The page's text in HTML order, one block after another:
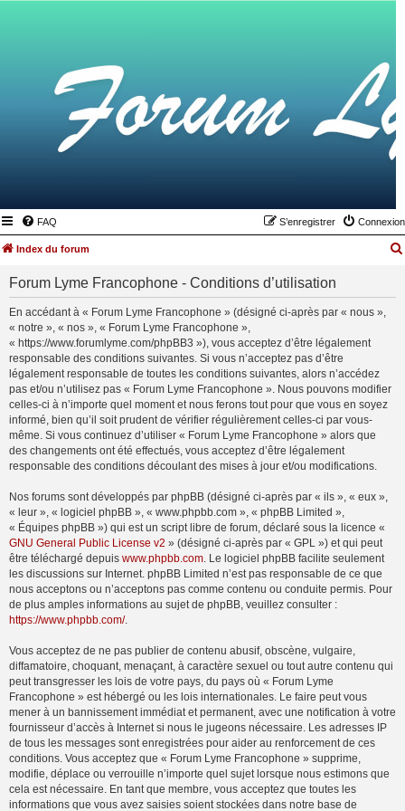
FAQ Connexion
S’enregistrer
Index du forum
Forum Lyme Francophone - Conditions d’utilisation
En accédant à « Forum Lyme Francophone » (désigné ci-après par « nous »,
« notre », « nos », « Forum Lyme Francophone »,
« https://www.forumlyme.com/phpBB3 »), vous acceptez d’être légalement
responsable des conditions suivantes. Si vous n’acceptez pas d’être
légalement responsable de toutes les conditions suivantes, alors n’accédez
pas et/ou n’utilisez pas « Forum Lyme Francophone ». Nous pouvons modifier
celles-ci à n’importe quel moment et nous ferons tout pour que vous en soyez
informé, bien qu’il soit prudent de vérifier régulièrement celles-ci par vous-
même. Si vous continuez d’utiliser « Forum Lyme Francophone » alors que
des changements ont été effectués, vous acceptez d’être légalement
responsable des conditions découlant des mises à jour et/ou modifications.
Nos forums sont développés par phpBB (désigné ci-après par « ils », « eux »,
« leur », « logiciel phpBB », « www.phpbb.com », « phpBB Limited »,
« Équipes phpBB ») qui est un script libre de forum, déclaré sous la licence «
GNU General Public License v2 » (désigné ci-après par « GPL ») et qui peut
être téléchargé depuis www.phpbb.com. Le logiciel phpBB facilite seulement
les discussions sur Internet. phpBB Limited n’est pas responsable de ce que
nous acceptons ou n’acceptons pas comme contenu ou conduite permis. Pour
de plus amples informations au sujet de phpBB, veuillez consulter :
https://www.phpbb.com/.
Vous acceptez de ne pas publier de contenu abusif, obscène, vulgaire,
diffamatoire, choquant, menaçant, à caractère sexuel ou tout autre contenu qui
peut transgresser les lois de votre pays, du pays où « Forum Lyme
Francophone » est hébergé ou les lois internationales. Le faire peut vous
mener à un bannissement immédiat et permanent, avec une notification à votre
fournisseur d’accès à Internet si nous le jugeons nécessaire. Les adresses IP
de tous les messages sont enregistrées pour aider au renforcement de ces
conditions. Vous acceptez que « Forum Lyme Francophone » supprime,
modifie, déplace ou verrouille n’importe quel sujet lorsque nous estimons que
cela est nécessaire. En tant que membre, vous acceptez que toutes les
informations que vous avez saisies soient stockées dans notre base de